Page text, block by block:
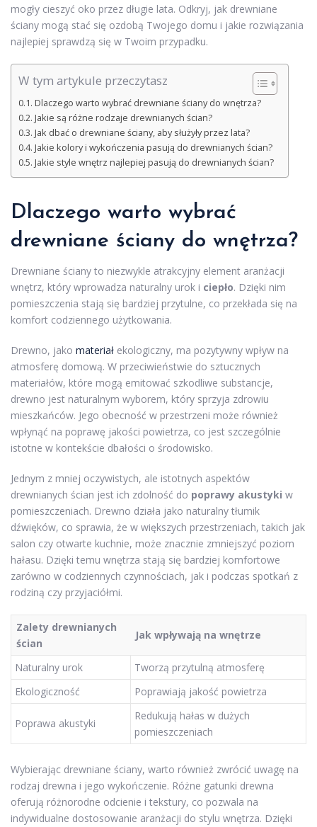
mogły cieszyć oko przez długie lata. Odkryj, jak drewniane
ściany mogą stać się ozdobą Twojego domu i jakie rozwiązania
najlepiej sprawdzą się w Twoim przypadku.
W tym artykule przeczytasz
Dlaczego warto wybrać drewniane ściany do wnętrza?
Jakie są różne rodzaje drewnianych ścian?
Jak dbać o drewniane ściany, aby służyły przez lata?
Jakie kolory i wykończenia pasują do drewnianych ścian?
Jakie style wnętrz najlepiej pasują do drewnianych ścian?
Dlaczego warto wybrać
drewniane ściany do wnętrza?
Drewniane ściany to niezwykle atrakcyjny element aranżacji
wnętrz, który wprowadza naturalny urok i ciepło. Dzięki nim
pomieszczenia stają się bardziej przytulne, co przekłada się na
komfort codziennego użytkowania.
Drewno, jako materiał ekologiczny, ma pozytywny wpływ na
atmosferę domową. W przeciwieństwie do sztucznych
materiałów, które mogą emitować szkodliwe substancje,
drewno jest naturalnym wyborem, który sprzyja zdrowiu
mieszkańców. Jego obecność w przestrzeni może również
wpłynąć na poprawę jakości powietrza, co jest szczególnie
istotne w kontekście dbałości o środowisko.
Jednym z mniej oczywistych, ale istotnych aspektów
drewnianych ścian jest ich zdolność do poprawy akustyki w
pomieszczeniach. Drewno działa jako naturalny tłumik
dźwięków, co sprawia, że w większych przestrzeniach, takich jak
salon czy otwarte kuchnie, może znacznie zmniejszyć poziom
hałasu. Dzięki temu wnętrza stają się bardziej komfortowe
zarówno w codziennych czynnościach, jak i podczas spotkań z
rodziną czy przyjaciółmi.
Zalety drewnianych
ścian
Jak wpływają na wnętrze
Naturalny urok
Tworzą przytulną atmosferę
Ekologiczność
Poprawiają jakość powietrza
Poprawa akustyki
Redukują hałas w dużych
pomieszczeniach
Wybierając drewniane ściany, warto również zwrócić uwagę na
rodzaj drewna i jego wykończenie. Różne gatunki drewna
oferują różnorodne odcienie i tekstury, co pozwala na
indywidualne dostosowanie aranżacji do stylu wnętrza. Dzięki